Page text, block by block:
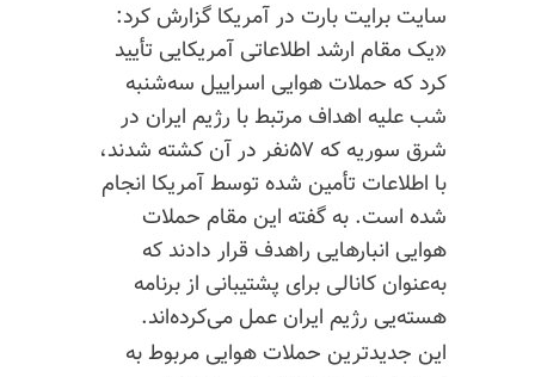
سایت برایت بارت در آمریکا گزارش کرد:
«یک مقام ارشد اطلاعاتی آمریکایی تأیید
کرد که حملات هوایی اسراییل سه‌شنبه
شب علیه اهداف مرتبط با رژیم ایران در
شرق سوریه که ۵۷نفر در آن کشته شدند،
با اطلاعات تأمین شده توسط آمریکا انجام
شده است. به گفته این مقام حملات
هوایی انبارهایی راهدف قرار دادند که
به‌عنوان کانالی برای پشتیبانی از برنامه
هسته‌یی رژیم ایران عمل می‌کرده‌اند.
این جدیدترین حملات هوایی مربوط به